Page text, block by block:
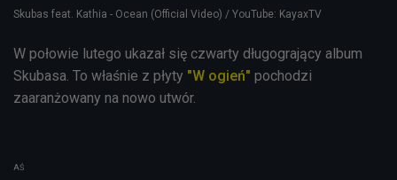
Skubas feat. Kathia - Ocean (Official Video) / YouTube: KayaxTV
W połowie lutego ukazał się czwarty długogrający album
Skubasa. To właśnie z płyty "W ogień" pochodzi
zaaranżowany na nowo utwór.
AŚ